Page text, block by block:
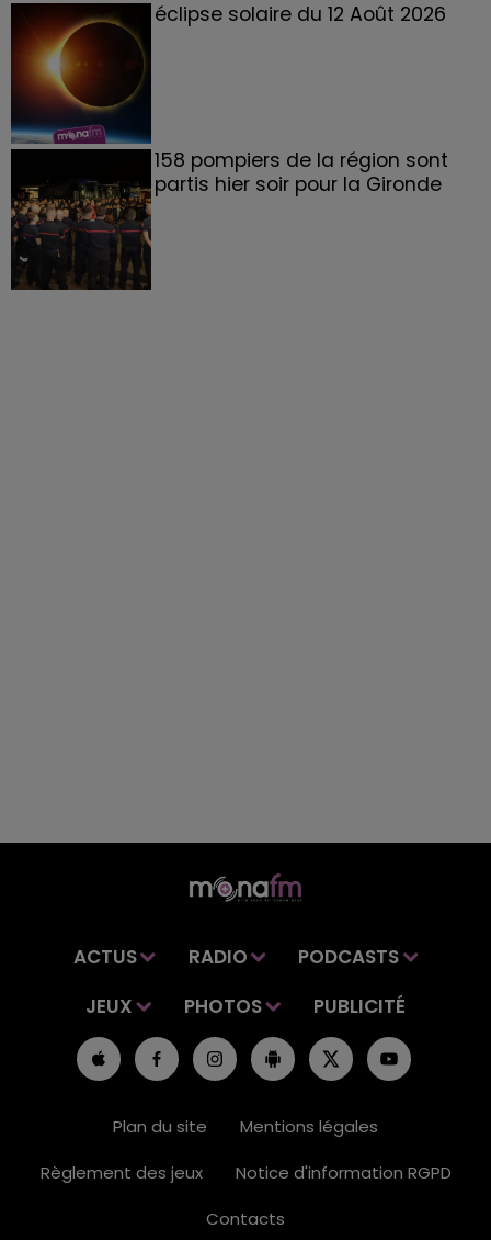
éclipse solaire du 12 Août 2026
158 pompiers de la région sont
partis hier soir pour la Gironde
ACTUS RADIO
PODCASTS
JEUX
PHOTOS PUBLICITÉ
Plan du site
Mentions légales
Règlement des jeux
Notice d'information RGPD
Contacts